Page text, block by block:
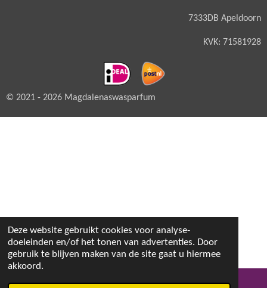
Deze website gebruikt cookies voor analyse-
doeleinden en/of het tonen van advertenties. Door
gebruik te blijven maken van de site gaat u hiermee
akkoord.
7333DB Apeldoorn
KVK: 71581928
© 2021 - 2026 Magdalenaswasparfum